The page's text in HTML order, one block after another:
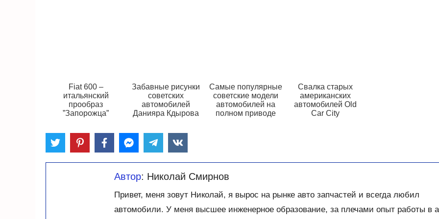
Fiat 600 –
итальянский
прообраз
”Запорожца”
Забавные рисунки
советских
автомобилей
Данияра Кдырова
Самые популярные
советские модели
автомобилей на
полном приводе
Свалка старых
американских
автомобилей Old
Car City
Автор: Николай Смирнов
Привет, меня зовут Николай, я вырос на рынке авто запчастей и всегда любил
автомобили. У меня высшее инженерное образование, за плечами опыт работы в